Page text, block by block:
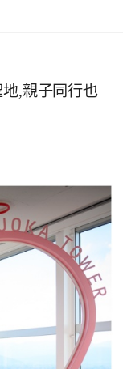
,親子同行也